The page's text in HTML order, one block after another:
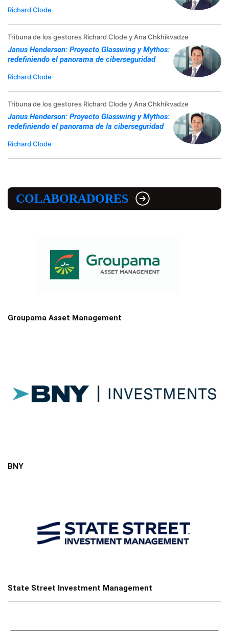
Richard Clode
Tribuna de los gestores Richard Clode y Ana Chkhikvadze
Janus Henderson: Proyecto Glasswing y Mythos:
redefiniendo el panorama de ciberseguridad
Richard Clode
Tribuna de los gestores Richard Clode y Ana Chkhikvadze
Janus Henderson: Proyecto Glasswing y Mythos:
redefiniendo el panorama de la ciberseguridad
Richard Clode
COLABORADORES
Groupama Asset Management
BNY
State Street Investment Management